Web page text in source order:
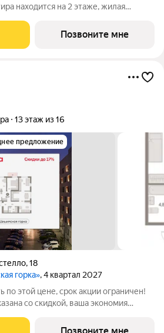
находится на 2 этаже, жилая
комнаты с
Позвоните мне
13 этаж из 16
предложение
,18
горка», 4 квартал 2027
по этой цене, срок акции ограничен!
со скидкой, ваша экономия
квартира с предчистовой отделкой